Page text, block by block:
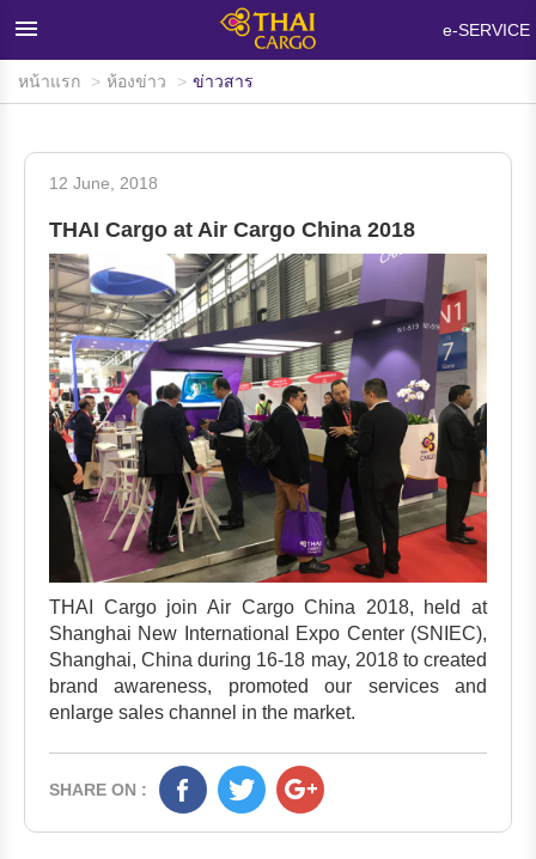
×
หน้าแรก
เครือข่ายและอุปกรณ์บรรทุกสินค้า
ข้อมูลสนับสนุน
คำถามที่พบบ่อย
เกี่ยวกับไทยคาร์โก้
ติดต่อเรา
สนใจใช้บริการ
e-SERVICE
หน้าแรก ห้องข่าว ข่าวสาร
12 June, 2018
THAI Cargo at Air Cargo China 2018
THAI Cargo join Air Cargo China 2018, held at
Shanghai New International Expo Center (SNIEC),
Shanghai, China during 16-18 may, 2018 to created
brand awareness, promoted our services and
enlarge sales channel in the market.
SHARE ON :